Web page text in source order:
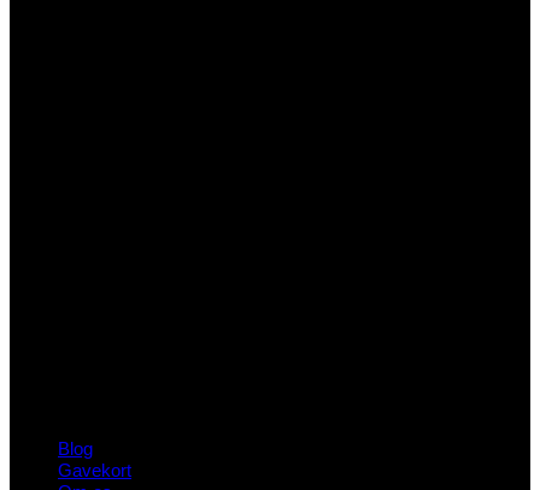
Blog
Gavekort